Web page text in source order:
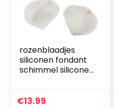
rozenblaadjes
siliconen fondant
schimmel siliconen
3D bloemblaadje
€13.99